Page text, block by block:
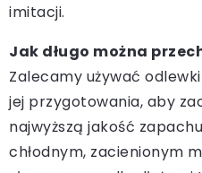
imitacji.
Jak długo można
Zalecamy używać
jej przygotowania, aby
najwyższą jakość
chłodnym, zacienionym